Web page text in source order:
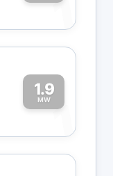
1
1.9
MW1